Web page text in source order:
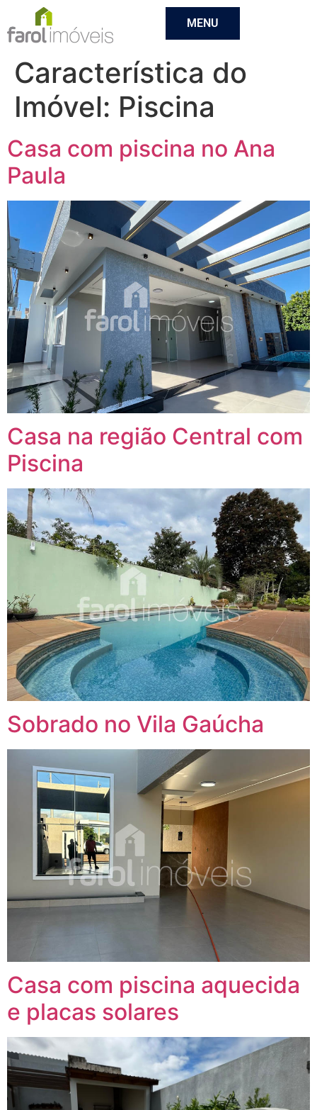
MENU
Característica do
Imóvel: Piscina
Casa com piscina no Ana
Paula
Casa na região Central com
Piscina
Sobrado no Vila Gaúcha
Casa com piscina aquecida
e placas solares